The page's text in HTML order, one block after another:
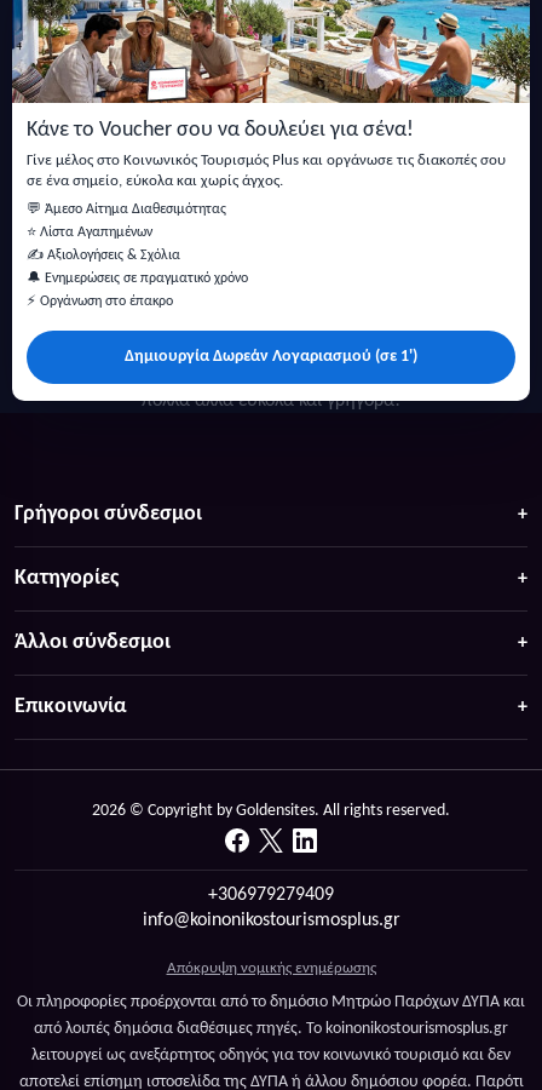
Κάνε το Voucher σου να δουλεύει για σένα!
Γίνε μέλος στο Κοινωνικός Τουρισμός Plus και οργάνωσε τις διακοπές σου
σε ένα σημείο, εύκολα και χωρίς άγχος.
💬 Άμεσο Αίτημα Διαθεσιμότητας
⭐ Λίστα Αγαπημένων
✍️ Αξιολογήσεις & Σχόλια
🔔 Ενημερώσεις σε πραγματικό χρόνο
⚡ Οργάνωση στο έπακρο
Δημιουργία Δωρεάν Λογαριασμού (σε 1')
Εγγραφείτε στο newsletter μας
Μείνετε ενημερωμένοι με τις τελευταίες ειδήσεις, ανακοινώσεις
και άρθρα.
πολλά άλλα ευκολα και γρήγορα!
Γρήγοροι σύνδεσμοι
Κατηγορίες
Άλλοι σύνδεσμοι
Επικοινωνία
2026 © Copyright by Goldensites. All rights reserved.
+306979279409
info@koinonikostourismosplus.gr
Απόκρυψη νομικής ενημέρωσης
Οι πληροφορίες προέρχονται από το δημόσιο Μητρώο Παρόχων ΔΥΠΑ και
από λοιπές δημόσια διαθέσιμες πηγές. Το koinonikostourismosplus.gr
λειτουργεί ως ανεξάρτητος οδηγός για τον κοινωνικό τουρισμό και δεν
αποτελεί επίσημη ιστοσελίδα της ΔΥΠΑ ή άλλου δημόσιου φορέα. Παρότι